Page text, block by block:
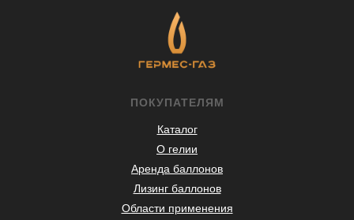
ПОКУПАТЕЛЯМ
Каталог
О гелии
Аренда баллонов
Лизинг баллонов
Области применения